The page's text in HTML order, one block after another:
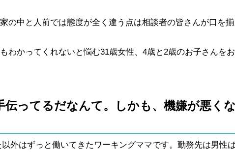
の中と人前では態度が全く違う点は相談者の皆さんが口を
わかってくれないと悩む31歳女性、4歳と2歳のお子さんを
伝ってるだなんて。しかも、機嫌が悪く
外はずっと働いてきたワーキングママです。勤務先は男性